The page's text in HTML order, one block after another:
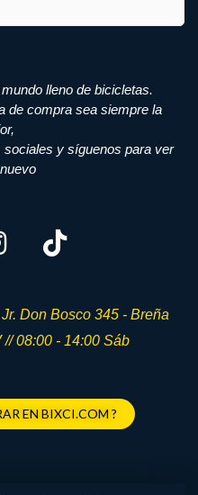
lleno de bicicletas.
de compra sea siempre la
y síguenos para ver
Jr. Don Bosco 345 - Breña
// 08:00 - 14:00 Sáb
EN BIXCI.COM ?